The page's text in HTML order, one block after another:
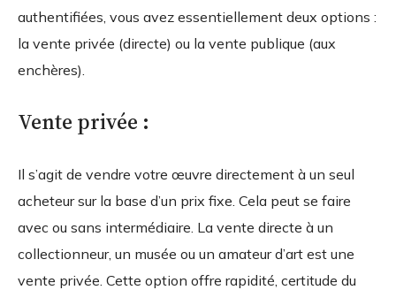
authentifiées, vous avez essentiellement deux options :
la vente privée (directe) ou la vente publique (aux
enchères).
Vente privée :
Il s’agit de vendre votre œuvre directement à un seul
acheteur sur la base d’un prix fixe. Cela peut se faire
avec ou sans intermédiaire. La vente directe à un
collectionneur, un musée ou un amateur d’art est une
vente privée. Cette option offre rapidité, certitude du